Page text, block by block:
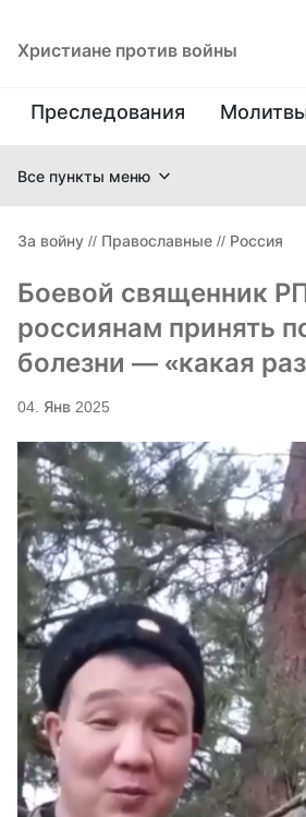
Христиане против войны
Преследования
Все пункты меню
За войну // Православные // Россия
Боевой священник
россиянам принять
болезни — «какая
04. Янв 2025